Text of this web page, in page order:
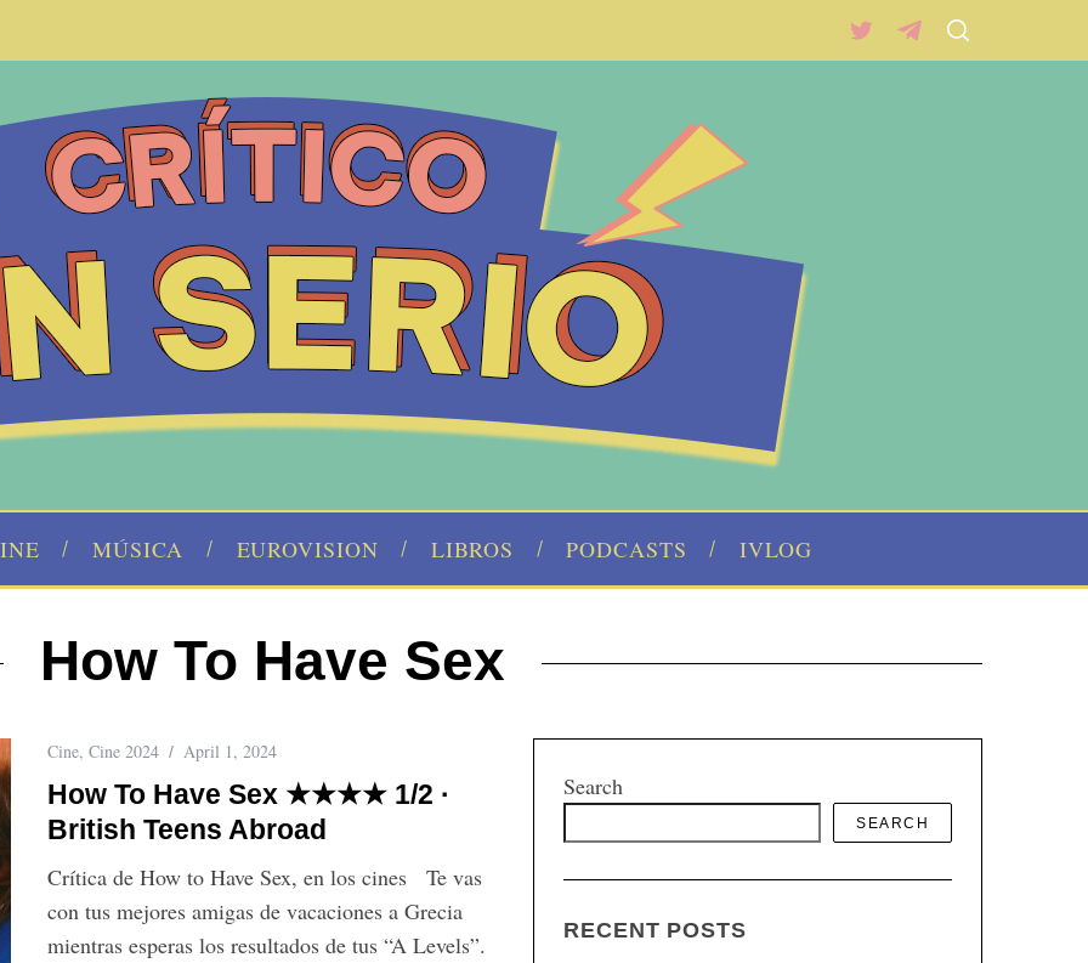
MÚSICA EUROVISION LIBROS PODCASTS IVLOG
How To Have Sex
Cine, Cine 2024 April 1, 2024
How To Have Sex ★★★★ 1/2 ·
British Teens Abroad
Crítica de How to Have Sex, en los cines Te vas
con tus mejores amigas de vacaciones a Grecia
mientras esperas los resultados de tus “A Levels”.
Search
SEARCH
RECENT POSTS